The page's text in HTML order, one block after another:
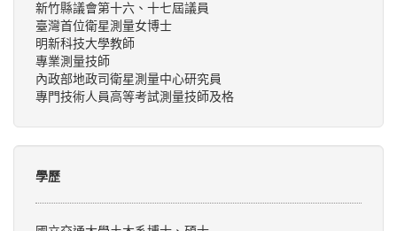
新竹縣議會第十六、十七屆議員
臺灣首位衛星測量女博士
明新科技大學教師
專業測量技師
內政部地政司衛星測量中心研究員
專門技術人員高等考試測量技師及格
學歷